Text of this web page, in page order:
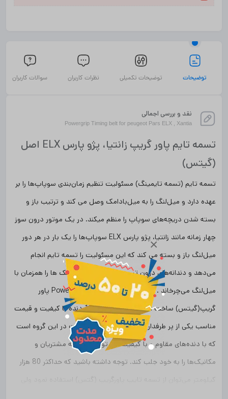
×
توضیحات توضیحات تکمیلی نظرات کاربران سوالات کاربران
نقد و بررسی اجمالی
Powergrip Timing belt for peugeot Pars ELX , Xantia
تسمه تایم پاور گریپ زانتیا، پژو پارس ELX اصل
(گیتس)
تسمه تایم (تسمه تایمینگ) مسئولیت تنظیم زمان‌بندی سوپاپ‌ها را بر
عهده دارد و میل‌لنگ را به میل‌بادامک وصل می کند و ترتیب باز و
بسته شدن دریچه‌های سوپاپ را منظم میکند. در یک موتور درون سوز
چهار زمانه مانند زانتیا، پژو پارس ELX سوپاپ‌ها را یک بار در هر دور
میل‌لنگ باز و بسته می کند که این مسئولیت را تسمه تایم انجام
می‌دهد و دندانه‌های درون تسمه تایمینگ میل‌بادامک ها را همزمان با
میل‌لنگ می‌چرخاند . تسمه تایم Powergrip 5418xs136 پاور
گریپ‌(گیتس) ساخت اتحادیه اروپا دارای 136 دنده با کیفیت و قیمت
مناسب یکی از پر طرفدار و پر فروش‌ترین محصولات در این گروه است
که با دنده‌های مقاوم و با کیفیت بالا توانسته توجه مشتریان و
مکانیک‌ها را به خود جلب کند. توجه داشته باشید که حداکثر 80 هزار